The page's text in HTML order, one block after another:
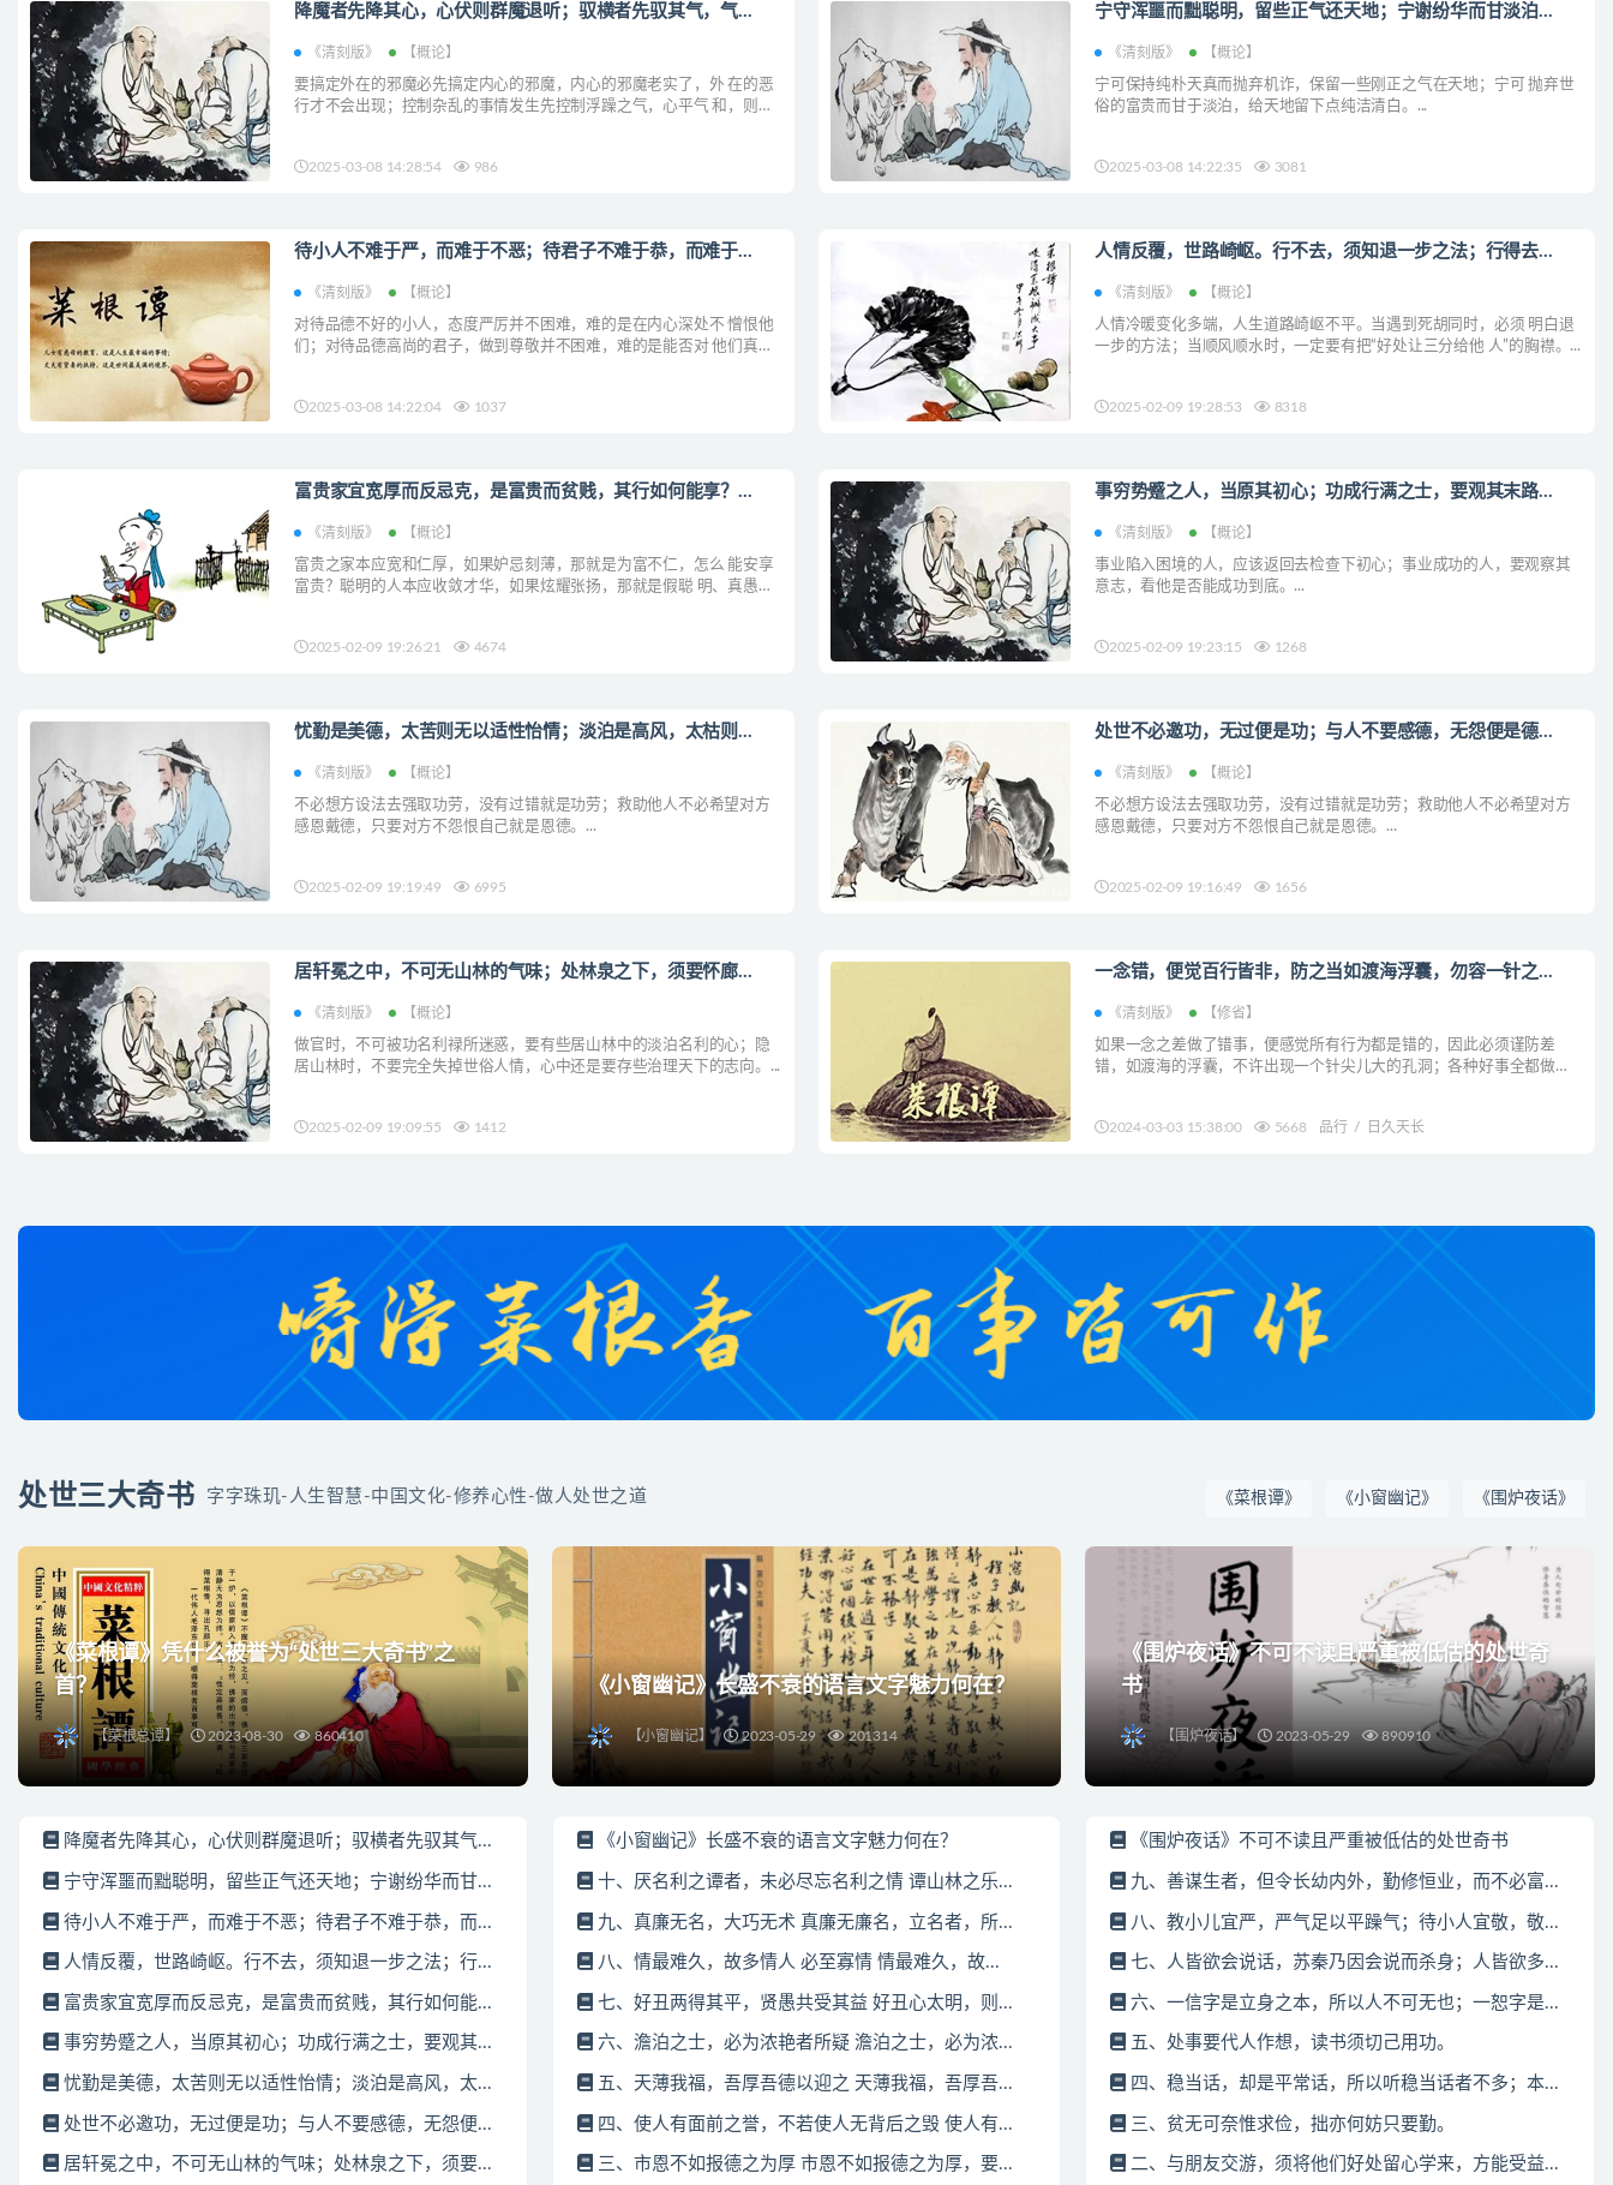
降魔者先降其心，心伏则群魔退听；驭横者先驭其气，气...
《清刻版》 【概论】
要搞定外在的邪魔必先搞定内心的邪魔，内心的邪魔老实了，外 在的恶
行才不会出现；控制杂乱的事情发生先控制浮躁之气，心平气 和，则外
2025-03-08 14:28:54 986
宁守浑噩而黜聪明，留些正气还天地；宁谢纷华而甘淡泊...
《清刻版》 【概论】
宁可保持纯朴天真而抛弃机诈，保留一些刚正之气在天地；宁可 抛弃世
俗的富贵而甘于淡泊，给天地留下点纯洁清白。...
2025-03-08 14:22:35 3081
待小人不难于严，而难于不恶；待君子不难于恭，而难于...
《清刻版》 【概论】
对待品德不好的小人，态度严厉并不困难，难的是在内心深处不 憎恨他
们；对待品德高尚的君子，做到尊敬并不困难，难的是能否对 他们真正
2025-03-08 14:22:04 1037
人情反覆，世路崎岖。行不去，须知退一步之法；行得去...
《清刻版》 【概论】
人情冷暖变化多端，人生道路崎岖不平。当遇到死胡同时，必须 明白退
一步的方法；当顺风顺水时，一定要有把“好处让三分给他 人”的胸襟。...
2025-02-09 19:28:53 8318
富贵家宜宽厚而反忌克，是富贵而贫贱，其行如何能享？...
《清刻版》 【概论】
富贵之家本应宽和仁厚，如果妒忌刻薄，那就是为富不仁，怎么 能安享
富贵？聪明的人本应收敛才华，如果炫耀张扬，那就是假聪 明、真愚
2025-02-09 19:26:21 4674
事穷势蹙之人，当原其初心；功成行满之士，要观其末路...
《清刻版》 【概论】
事业陷入困境的人，应该返回去检查下初心；事业成功的人，要观察其
意志，看他是否能成功到底。...
2025-02-09 19:23:15 1268
忧勤是美德，太苦则无以适性怡情；淡泊是高风，太枯则...
《清刻版》 【概论】
不必想方设法去强取功劳，没有过错就是功劳；救助他人不必希望对方
感恩戴德，只要对方不怨恨自己就是恩德。...
2025-02-09 19:19:49 6995
处世不必邀功，无过便是功；与人不要感德，无怨便是德...
《清刻版》 【概论】
不必想方设法去强取功劳，没有过错就是功劳；救助他人不必希望对方
感恩戴德，只要对方不怨恨自己就是恩德。...
2025-02-09 19:16:49 1656
居轩冕之中，不可无山林的气味；处林泉之下，须要怀廊...
《清刻版》 【概论】
做官时，不可被功名利禄所迷惑，要有些居山林中的淡泊名利的心；隐
居山林时，不要完全失掉世俗人情，心中还是要存些治理天下的志向。...
2025-02-09 19:09:55 1412
一念错，便觉百行皆非，防之当如渡海浮囊，勿容一针之...
《清刻版》 【修省】
如果一念之差做了错事，便感觉所有行为都是错的，因此必须谨防差
错，如渡海的浮囊，不许出现一个针尖儿大的孔洞；各种好事全都做
2024-03-03 15:38:00 5668 品行 日久天长
处世三大奇书 字字珠玑-人生智慧-中国文化-修养心性-做人处世之道 《菜根谭》 《小窗幽记》 《围炉夜话》
《菜根谭》凭什么被誉为“处世三大奇书”之
首？
【菜根总谭】 2023-08-30 860410
《小窗幽记》长盛不衰的语言文字魅力何在？
【小窗幽记】 2023-05-29 201314
《围炉夜话》不可不读且严重被低估的处世奇
书
【围炉夜话】 2023-05-29 890910
降魔者先降其心，心伏则群魔退听；驭横者先驭其气...
宁守浑噩而黜聪明，留些正气还天地；宁谢纷华而甘...
待小人不难于严，而难于不恶；待君子不难于恭，而...
人情反覆，世路崎岖。行不去，须知退一步之法；行...
富贵家宜宽厚而反忌克，是富贵而贫贱，其行如何能...
事穷势蹙之人，当原其初心；功成行满之士，要观其...
忧勤是美德，太苦则无以适性怡情；淡泊是高风，太...
处世不必邀功，无过便是功；与人不要感德，无怨便...
居轩冕之中，不可无山林的气味；处林泉之下，须要...
《小窗幽记》长盛不衰的语言文字魅力何在？
十、厌名利之谭者，未必尽忘名利之情 谭山林之乐...
九、真廉无名，大巧无术 真廉无廉名，立名者，所...
八、情最难久，故多情人 必至寡情 情最难久，故...
七、好丑两得其平，贤愚共受其益 好丑心太明，则...
六、澹泊之士，必为浓艳者所疑 澹泊之士，必为浓...
五、天薄我福，吾厚吾德以迎之 天薄我福，吾厚吾...
四、使人有面前之誉，不若使人无背后之毁 使人有...
三、市恩不如报德之为厚 市恩不如报德之为厚，要...
《围炉夜话》不可不读且严重被低估的处世奇书
九、善谋生者，但令长幼内外，勤修恒业，而不必富...
八、教小儿宜严，严气足以平躁气；待小人宜敬，敬...
七、人皆欲会说话，苏秦乃因会说而杀身；人皆欲多...
六、一信字是立身之本，所以人不可无也；一恕字是...
五、处事要代人作想，读书须切己用功。
四、稳当话，却是平常话，所以听稳当话者不多；本...
三、贫无可奈惟求俭，拙亦何妨只要勤。
二、与朋友交游，须将他们好处留心学来，方能受益...